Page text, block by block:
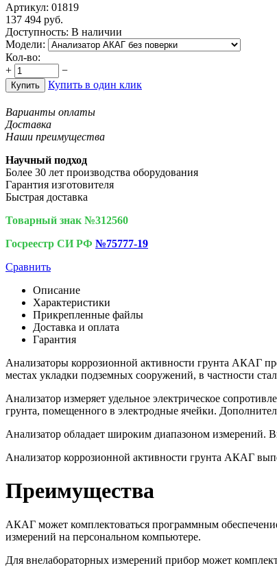
Артикул: 01819
137 494 руб.
Доступность: В наличии
Модели:
Кол-во:
+
−
Купить Купить в один клик
Варианты оплаты
Доставка
Наши преимущества
Научный подход
Более 30 лет производства оборудования
Гарантия изготовителя
Быстрая доставка
Товарный знак №312560
Госреестр СИ РФ №75777-19
Сравнить
Описание
Характеристики
Прикрепленные файлы
Доставка и оплата
Гарантия
Анализаторы коррозионной активности грунта АКАГ
местах укладки подземных сооружений, в частности
Анализатор измеряет удельное электрическое
грунта, помещенного в электродные ячейки.
Анализатор обладает широким диапазоном измерений.
Анализатор коррозионной активности грунта АКАГ
Преимущества
АКАГ может комплектоваться программным
измерений на персональном компьютере.
Для внелабораторных измерений прибор может